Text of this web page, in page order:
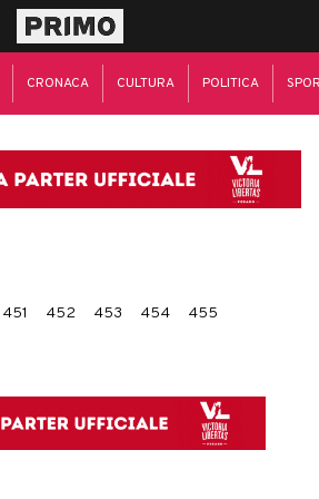
CRONACA CULTURA POLITICA
451 452 453 454 455